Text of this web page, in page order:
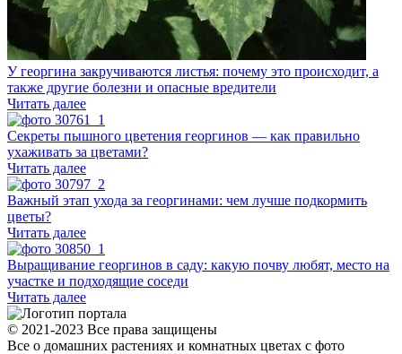
У георгина закручиваются листья: почему это происходит, а
также другие болезни и опасные вредители
Читать далее
Секреты пышного цветения георгинов — как правильно
ухаживать за цветами?
Читать далее
Важный этап ухода за георгинами: чем лучше подкормить
цветы?
Читать далее
Выращивание георгинов в саду: какую почву любят, место на
участке и подходящие соседи
Читать далее
© 2021-2023 Все права защищены
Все о домашних растениях и комнатных цветах с фото